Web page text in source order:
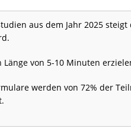
aus dem Jahr 2025
von 5-10 Minuten
werden von 72% der